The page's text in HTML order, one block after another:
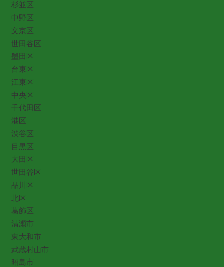
杉並区
中野区
文京区
世田谷区
墨田区
台東区
江東区
中央区
千代田区
港区
渋谷区
目黒区
大田区
世田谷区
品川区
北区
葛飾区
清瀬市
東大和市
武蔵村山市
昭島市